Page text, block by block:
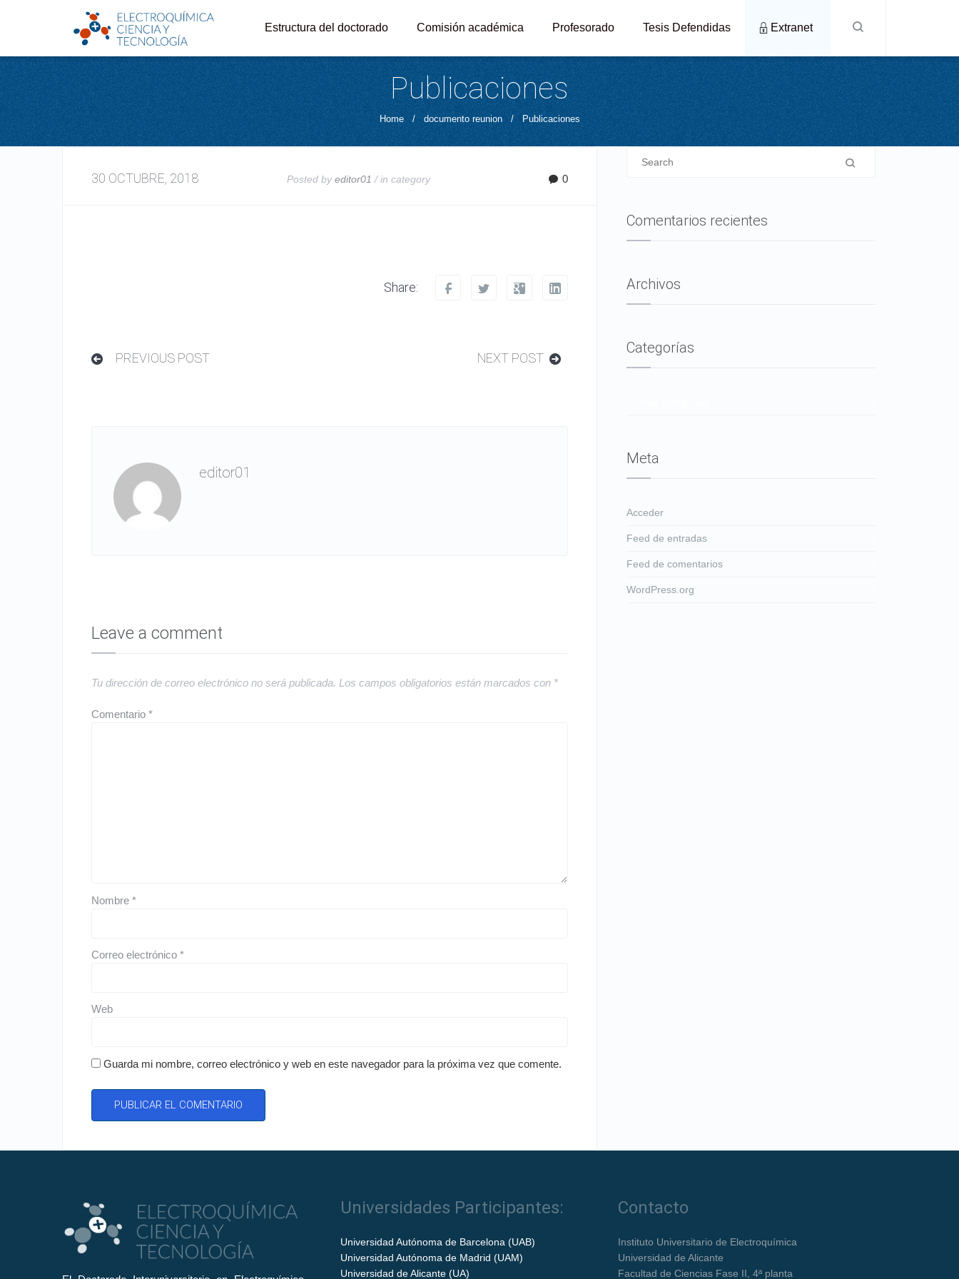
Estructura del doctorado Comisión académica Profesorado Tesis Defendidas Extranet
Publicaciones
Home / documento reunion / Publicaciones
30 OCTUBRE, 2018 Posted byeditor01 / in category 0
Share:
PREVIOUS POST NEXT POST
editor01
Leave a comment
Tu dirección de correo electrónico no será publicada. Los campos obligatorios están marcados con *
Comentario *
Nombre *
Correo electrónico *
Web
Guarda mi nombre, correo electrónico y web en este navegador para la próxima vez que comente.
Comentarios recientes
Archivos
Categorías
Meta
Acceder
Feed de entradas
Feed de comentarios
WordPress.org
Universidades Participantes:
Universidad Autónoma de Barcelona (UAB)
Universidad Autónoma de Madrid (UAM)
Universidad de Alicante (UA)
Contacto
Instituto Universitario de Electroquímica
Universidad de Alicante
Facultad de Ciencias Fase II, 4ª planta